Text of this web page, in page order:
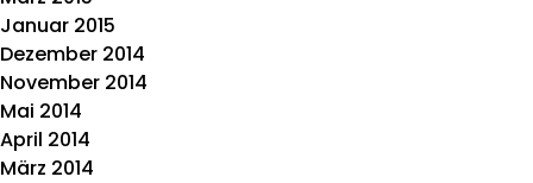
Januar 2015
Dezember 2014
November 2014
Mai 2014
April 2014
März 2014